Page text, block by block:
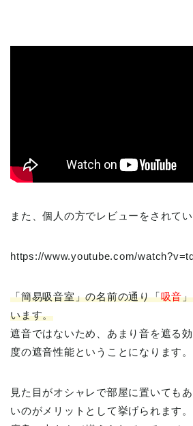
また、個人の方でレビューをされてい
https://www.youtube.com/
「簡易吸音室」の名前の通り「吸音
います。
遮音ではないため、あまり音を遮る
度の遮音性能ということになります。
見た目がオシャレで部屋に置いても
いのがメリットとして挙げられます